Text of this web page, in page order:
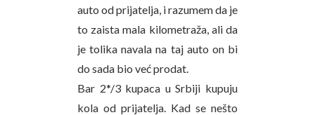
auto od prijatelja, i razumem da je
to zaista mala kilometraža, ali da
je tolika navala na taj auto on bi
do sada bio već prodat.
Bar 2*/3 kupaca u Srbiji kupuju
kola od prijatelja. Kad se nešto